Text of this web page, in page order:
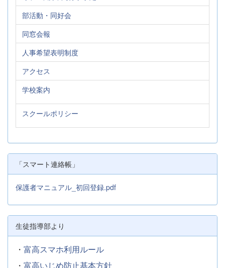
部活動・同好会
同窓会報
人事希望表明制度
アクセス
学校案内
スクールポリシー
「スマート連絡帳」
保護者マニュアル_初回登録.pdf
生徒指導部より
・ 富高スマホ利用ルール
・ 富高いじめ防止基本方針